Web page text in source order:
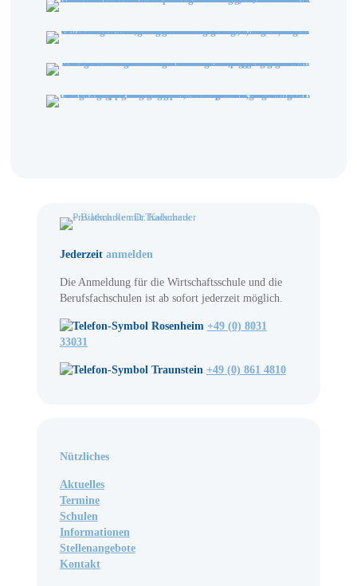
Jederzeit anmelden
Die Anmeldung für die Wirtschaftsschule und die
Berufsfachschulen ist ab sofort jederzeit möglich.
Rosenheim +49 (0) 8031
33031
Traunstein +49 (0) 861 4810
Nützliches
Aktuelles
Termine
Schulen
Informationen
Stellenangebote
Kontakt